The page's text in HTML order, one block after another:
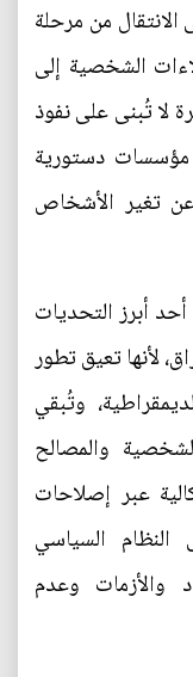
من مرحلة
الشخصية إلى
لا تُبنى على نفوذ
مؤسسات دستورية
عن تغير الأشخاص
أبرز التحديات
لأنها تعيق تطور
وتُبقي
والمصالح
عبر إصلاحات
النظام السياسي
والأزمات وعدم